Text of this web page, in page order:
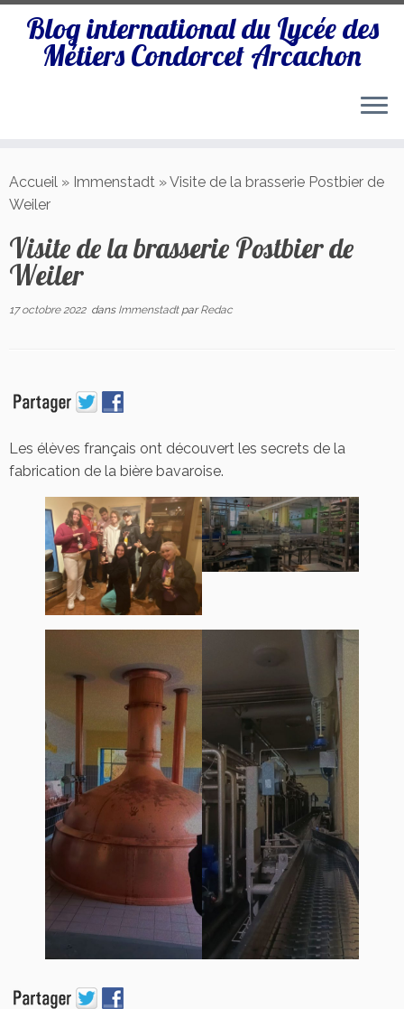
au
contenu
Blog international du Lycée des
Métiers Condorcet Arcachon
Accueil » Immenstadt »Visite de la brasserie Postbier de
Weiler
Visite de la brasserie Postbier de
Weiler
17 octobre 2022dans Immenstadt parRedac
Les élèves français ont découvert les secrets de la
fabrication de la bière bavaroise.